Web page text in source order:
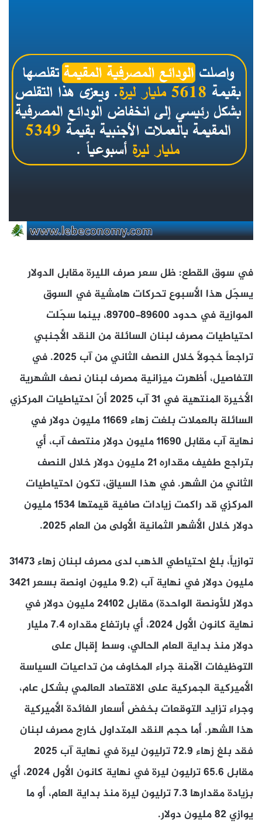
في سوق القطع: ظل سعر صرف الليرة مقابل الدولار
يسجّل هذا الأسبوع تحركات هامشية في السوق
الموازية في حدود 89600-89700، بينما سجّلت
احتياطيات مصرف لبنان السائلة من النقد الأجنبي
تراجعاً خجولاً خلال النصف الثاني من آب 2025. في
التفاصيل، أظهرت ميزانية مصرف لبنان نصف الشهرية
الأخيرة المنتهية في 31 آب 2025 أنّ احتياطيات المركزي
السائلة بالعملات بلغت زهاء 11669 مليون دولار في
نهاية آب مقابل 11690 مليون دولار منتصف آب، أي
بتراجع طفيف مقداره 21 مليون دولار خلال النصف
الثاني من الشهر. في هذا السياق، تكون احتياطيات
المركزي قد راكمت زيادات صافية قيمتها 1534 مليون
دولار خلال الأشهر الثمانية الأولى من العام 2025.
توازياً، بلغ احتياطي الذهب لدى مصرف لبنان زهاء 31473
مليون دولار في نهاية آب (9.2 مليون اونصة بسعر 3421
دولار للأونصة الواحدة) مقابل 24102 مليون دولار في
نهاية كانون الأول 2024، أي بارتفاع مقداره 7.4 مليار
دولار منذ بداية العام الحالي، وسط إقبال على
التوظيفات الآمنة جراء المخاوف من تداعيات السياسة
الأميركية الجمركية على الاقتصاد العالمي بشكل عام،
وجراء تزايد التوقعات بخفض أسعار الفائدة الأميركية
هذا الشهر. أما حجم النقد المتداول خارج مصرف لبنان
فقد بلغ زهاء 72.9 ترليون ليرة في نهاية آب 2025
مقابل 65.6 ترليون ليرة في نهاية كانون الأول 2024، أي
بزيادة مقدارها 7.3 ترليون ليرة منذ بداية العام، أو ما
يوازي 82 مليون دولار.